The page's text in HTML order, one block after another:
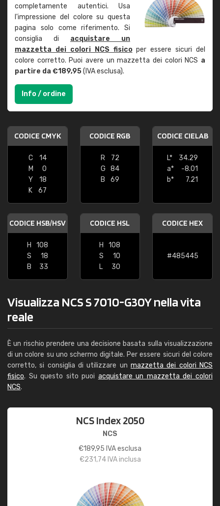
completamente autentici. Usa
l'impressione del colore su questa
pagina solo come riferimento. Si
consiglia di acquistare un
mazzetta dei colori NCS fisicoper essere sicuri del
colore corretto. Puoi avere un mazzetta dei colori NCS a
partire da €189,95(IVA esclusa).
Info / ordine
CODICE CMYK
C
14
M
0
Y
18
K
67
CODICE RGB
R
72
G
84
B
69
CODICE CIELAB
L*
34.29
a*
-8.01
b*
7.21
CODICE HSB/HSV
H
108
S
18
B
33
CODICE HSL
H
108
S
10
L
30
CODICE HEX
#485445
Visualizza NCS S 7010-G30Y nella vita
reale
È un rischio prendere una decisione basata sulla visualizzazione
di un colore su uno schermo digitale. Per essere sicuri del colore
corretto, si consiglia di utilizzare un mazzetta dei colori NCS
fisico. Su questo sito puoi acquistare un mazzetta dei colori
NCS.
NCS Index 2050
NCS
€189,95 IVA esclusa
€231,74IVA inclusa